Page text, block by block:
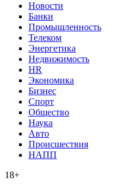
Новости
Банки
Промышленность
Телеком
Энергетика
Недвижимость
HR
Экономика
Бизнес
Спорт
Общество
Наука
Авто
Происшествия
НАПП
18+